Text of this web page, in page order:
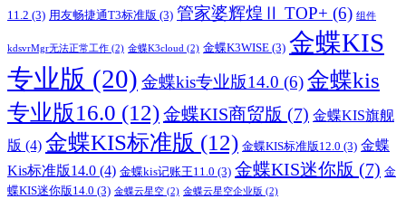
11.2 (3) 用友畅捷通T3标准版 (3) 管家婆辉煌Ⅱ TOP+ (6) 组件
kdsvrMgr无法正常工作 (2) 金蝶K3cloud (2) 金蝶K3WISE (3) 金蝶KIS
专业版 (20) 金蝶kis专业版14.0 (6)金蝶kis
专业版16.0 (12)金蝶KIS商贸版 (7) 金蝶KIS旗舰
版 (4) 金蝶KIS标准版 (12) 金蝶KIS标准版12.0 (3) 金蝶
Kis标准版14.0 (4) 金蝶kis记账王11.0 (3) 金蝶KIS迷你版 (7) 金
蝶KIS迷你版14.0 (3) 金蝶云星空 (2) 金蝶云星空企业版 (2)